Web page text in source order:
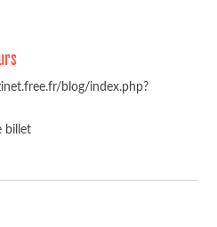
blog/index.php?
billet